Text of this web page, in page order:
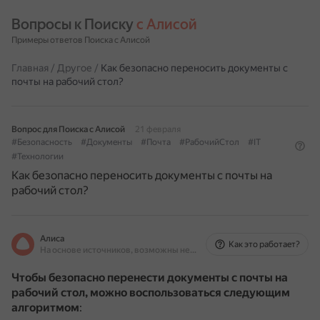
Вопросы к Поиску с Алисой
Примеры ответов Поиска с Алисой
Главная / Другое / Как безопасно переносить документы с
почты на рабочий стол?
Вопрос для Поиска с Алисой
21 февраля
#Безопасность
#Документы #Почта #РабочийСтол
#IT
#Технологии
Как безопасно переносить документы с почты на
рабочий стол?
Алиса
На основе источников, возможны неточности
Как это работает?
Чтобы безопасно перенести документы с почты на
рабочий стол, можно воспользоваться следующим
алгоритмом: